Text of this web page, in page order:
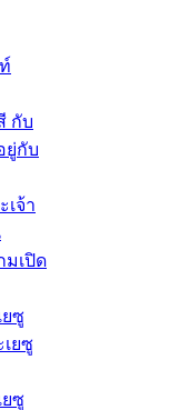
กับ
ยู่กับ
เจ้า
มเปิด
ซู
ยซู
ซู